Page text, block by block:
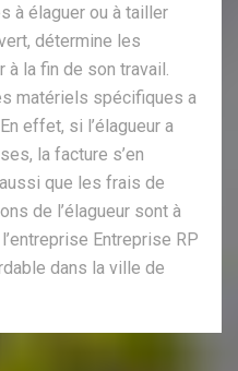
à élaguer ou à tailler
détermine les
la fin de son travail.
matériels spécifiques a
effet, si l’élagueur a
la facture s’en
que les frais de
de l’élagueur sont à
Entreprise RP
dans la ville de